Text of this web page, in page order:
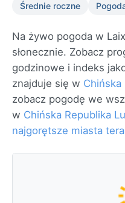
Średnie roczne
Na żywo pogoda w
słonecznie. Zobacz
godzinowe i indeks
znajduje się w Chińska
zobacz pogodę we
w Chińska Republika
najgorętsze miasta